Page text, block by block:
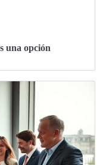
una opción